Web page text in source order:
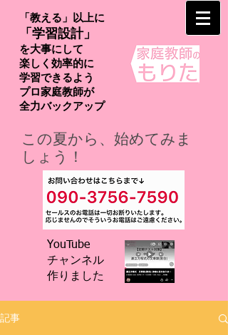
「教える」以上に
「学習設計」
を大事にして
楽しく効率的に
学習できるよう
プロ家庭教師が
​全力バックアップ
この夏から、始めてみま
しょう！
YouTube
チャンネル
​作りました
記事